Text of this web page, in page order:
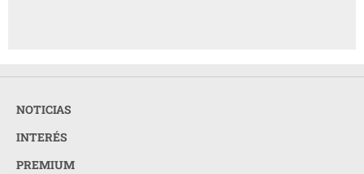
NOTICIAS
INTERÉS
PREMIUM